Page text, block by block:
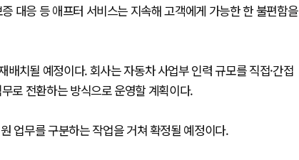
대응 등 애프터 서비스는 지속해 고객에게 가능한 한 불편함을
치될 예정이다. 회사는 자동차 사업부 인력 규모를 직접·간접
로 전환하는 방식으로 운영할 계획이다.
업무를 구분하는 작업을 거쳐 확정될 예정이다.